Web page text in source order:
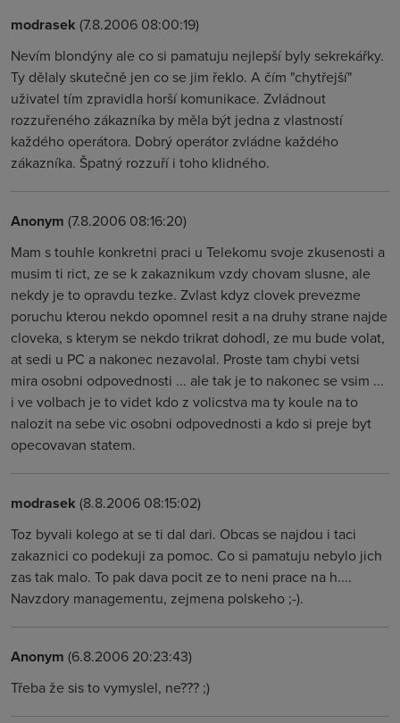
modrasek (7.8.2006 08:00:19)
Nevím blondýny ale co si pamatuju nejlepší byly sekrekářky.
Ty dělaly skutečně jen co se jim řeklo. A čím "chytřejší"
uživatel tím zpravidla horší komunikace. Zvládnout
rozzuřeného zákazníka by měla být jedna z vlastností
každého operátora. Dobrý operátor zvládne každého
zákazníka. Špatný rozzuří i toho klidného.
Anonym (7.8.2006 08:16:20)
Mam s touhle konkretni praci u Telekomu svoje zkusenosti a
musim ti rict, ze se k zakaznikum vzdy chovam slusne, ale
nekdy je to opravdu tezke. Zvlast kdyz clovek prevezme
poruchu kterou nekdo opomnel resit a na druhy strane najde
cloveka, s kterym se nekdo trikrat dohodl, ze mu bude volat,
at sedi u PC a nakonec nezavolal. Proste tam chybi vetsi
mira osobni odpovednosti ... ale tak je to nakonec se vsim ...
i ve volbach je to videt kdo z volicstva ma ty koule na to
nalozit na sebe vic osobni odpovednosti a kdo si preje byt
opecovavan statem.
modrasek (8.8.2006 08:15:02)
Toz byvali kolego at se ti dal dari. Obcas se najdou i taci
zakaznici co podekuji za pomoc. Co si pamatuju nebylo jich
zas tak malo. To pak dava pocit ze to neni prace na h....
Navzdory managementu, zejmena polskeho ;-).
Anonym (6.8.2006 20:23:43)
Třeba že sis to vymyslel, ne??? ;)